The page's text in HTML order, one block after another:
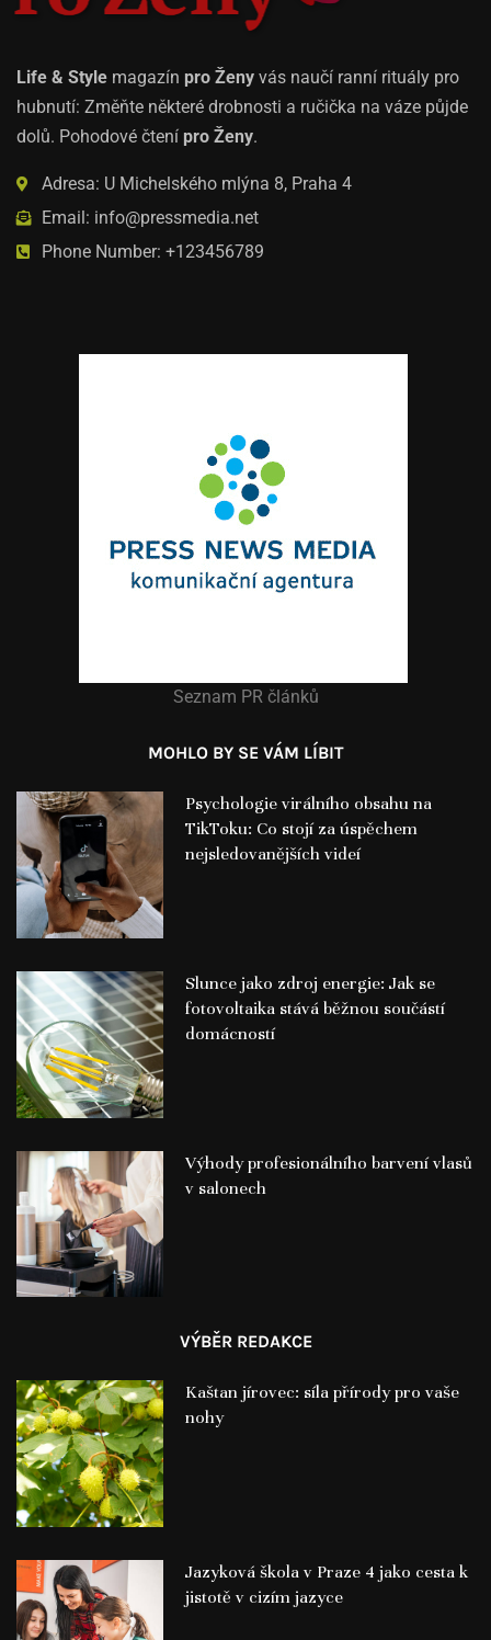
Life & Style magazín pro Ženy vás naučí ranní rituály pro
hubnutí: Změňte některé drobnosti a ručička na váze půjde
dolů. Pohodové čtení pro Ženy.
Adresa: U Michelského mlýna 8, Praha 4
Email: info@pressmedia.net
Phone Number: +123456789
Seznam PR článků
MOHLO BY SE VÁM LÍBIT
Psychologie virálního obsahu na
TikToku: Co stojí za úspěchem
nejsledovanějších videí
Slunce jako zdroj energie: Jak se
fotovoltaika stává běžnou součástí
domácností
Výhody profesionálního barvení vlasů
v salonech
VÝBĚR REDAKCE
Kaštan jírovec: síla přírody pro vaše
nohy
Jazyková škola v Praze 4 jako cesta k
jistotě v cizím jazyce